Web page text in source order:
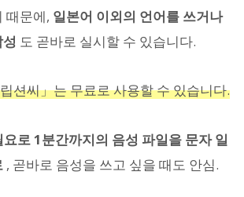
때문에, 일본어 이외의 언어를 쓰거나
도 곧바로 실시할 수 있습니다.
션씨」는 무료로 사용할 수 있습니다.
요로 1분간까지의 음성 파일을 문자 일
, 곧바로 음성을 쓰고 싶을 때도 안심.